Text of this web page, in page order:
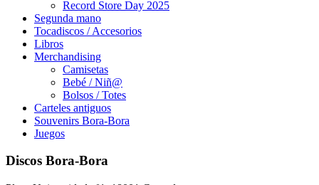
Record Store Day 2025
Segunda mano
Tocadiscos / Accesorios
Libros
Merchandising
Camisetas
Bebé / Niñ@
Bolsos / Totes
Carteles antiguos
Souvenirs Bora-Bora
Juegos
Discos Bora-Bora